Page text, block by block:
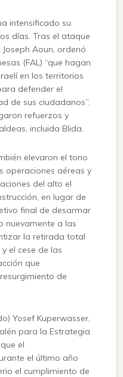
intensificado su
días. Tras el ataque
Aoun, ordenó
(FAL) “que hagan
en los territorios
defender el
de sus ciudadanos”.
refuerzos y
incluida Blida.
elevaron el tono
operaciones aéreas y
del alto el
en lugar de
final de desarmar
nuevamente a las
la retirada total
el cese de las
que
de
Yosef Kuperwasser,
para la Estrategia
el
el último año
el cumplimiento de